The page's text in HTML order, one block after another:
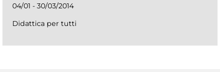
04/01 - 30/03/2014
Didattica per tutti